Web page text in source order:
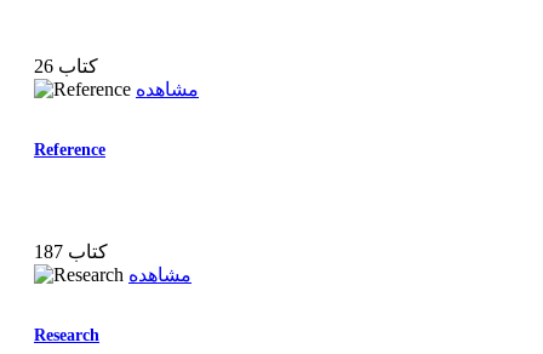
26 کتاب
مشاهده
Reference
187 کتاب
مشاهده
Research